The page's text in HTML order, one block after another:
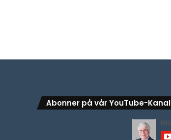
Abonner på vår YouTube-Kanal